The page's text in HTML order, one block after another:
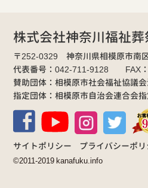
株式会社神奈川福祉葬
〒252-0329 神奈川県相模原市南
代表番号：042-711-9128 FAX
賛助団体：相模原市社会福祉協議
指定団体：相模原市自治会連合会
サイトポリシー プライバシーポリ
©2011-2019 kanafuku.info